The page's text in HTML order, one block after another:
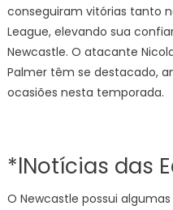
conseguiram vitórias tanto
League, elevando sua
Newcastle. O atacante
Palmer têm se destacado,
ocasiões nesta temporada.
*lNotícias das
O Newcastle possui